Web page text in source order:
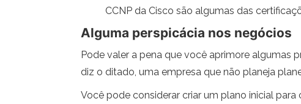
CCNP da Cisco são algumas das
Alguma perspicácia nos negócios
Pode valer a pena que você aprimore algumas
diz o ditado, uma empresa que não planeja
Você pode considerar criar um plano inicial